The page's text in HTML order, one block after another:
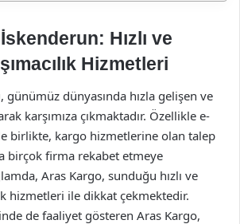
Hızlı ve
Hizmetleri
günümüz dünyasında hızla gelişen ve
karşımıza çıkmaktadır. Özellikle e-
birlikte, kargo hizmetlerine olan talep
birçok firma rekabet etmeye
Aras Kargo, sunduğu hızlı ve
hizmetleri ile dikkat çekmektedir.
de faaliyet gösteren Aras Kargo,